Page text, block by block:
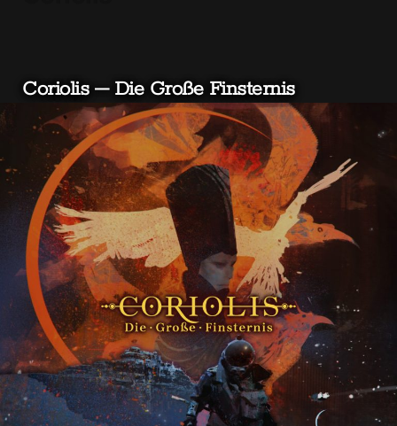
Coriolis – Die Große Finsternis